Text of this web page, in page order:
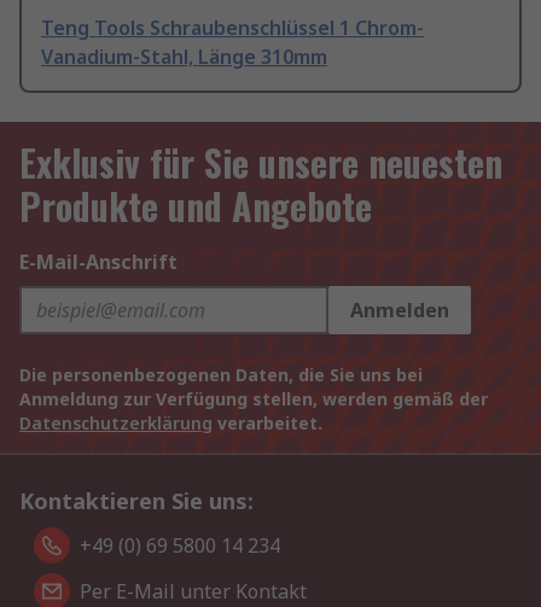
Teng Tools Schraubenschlüssel 1 Chrom-
Vanadium-Stahl, Länge 310mm
Exklusiv für Sie unsere neuesten
Produkte und Angebote
E-Mail-Anschrift
Anmelden
Die personenbezogenen Daten, die Sie uns bei
Anmeldung zur Verfügung stellen, werden gemäß der
Datenschutzerklärung verarbeitet.
Kontaktieren Sie uns:
+49 (0) 69 5800 14 234
Per E-Mail unter Kontakt